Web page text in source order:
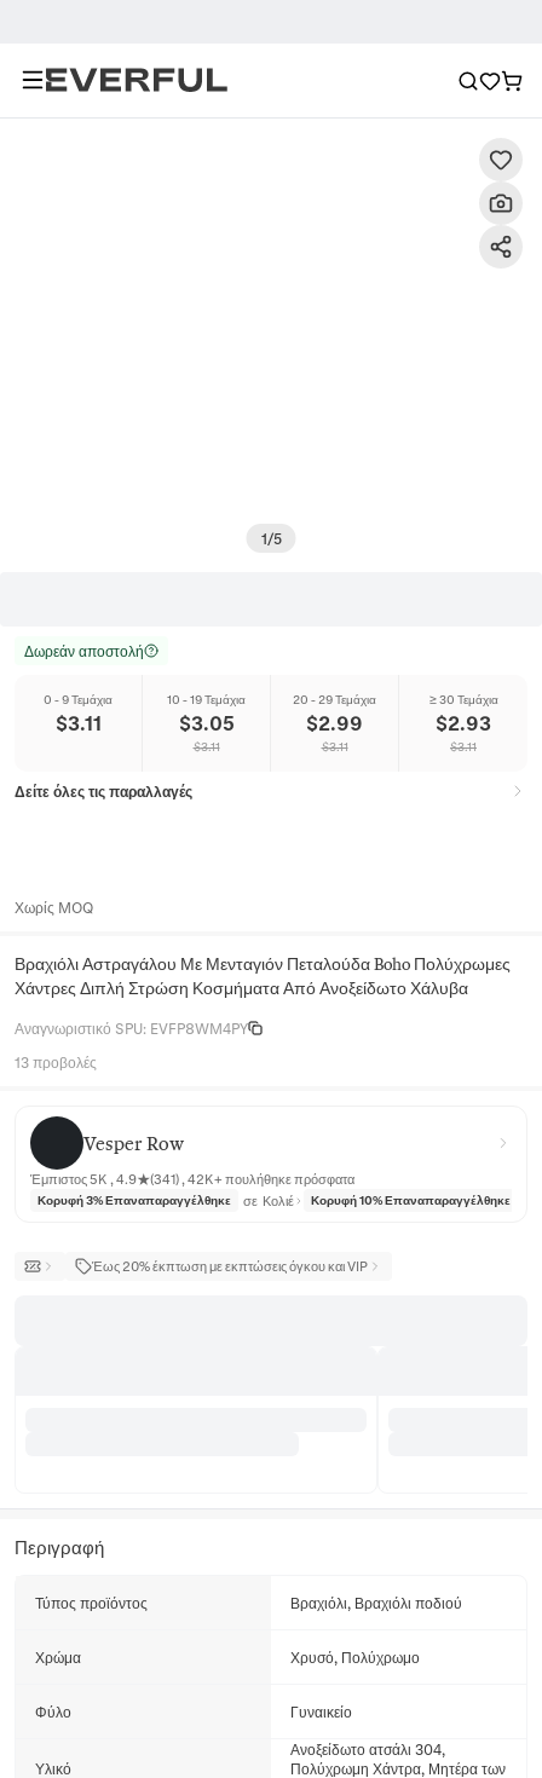
1/5
Δωρεάν αποστολή
0 - 9 Τεμάχια
$3.11
10 - 19 Τεμάχια
$3.05
$3.11
20 - 29 Τεμάχια
$2.99
$3.11
≥ 30 Τεμάχια
$2.93
$3.11
Δείτε όλες τις παραλλαγές
Χωρίς MOQ
Βραχιόλι Αστραγάλου Με Μενταγιόν Πεταλούδα Boho Πολύχρωμες
Χάντρες Διπλή Στρώση Κοσμήματα Από Ανοξείδωτο Χάλυβα
Αναγνωριστικό SPU: EVFP8WM4PY
13 προβολές
Vesper Row
Vesper Row
Έμπιστος 5K , 4.9★(341) , 42K+ πουλήθηκε πρόσφατα
Κορυφή 3% Επαναπαραγγέλθηκε σε Κολιέ Κορυφή 10% Επαναπαραγγέλθηκε
Έως 20% έκπτωση με εκπτώσεις όγκου και VIP
Περιγραφή
Τύπος προϊόντος Βραχιόλι, Βραχιόλι ποδιού
Χρώμα Χρυσό, Πολύχρωμο
Φύλο Γυναικείο
Υλικό
Ανοξείδωτο ατσάλι 304,
Πολύχρωμη Χάντρα, Μητέρα των